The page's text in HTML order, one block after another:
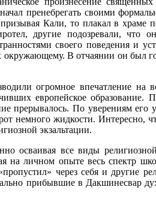
пренебрегать своими
Кали, то плакал в храме
другие подозревали,
своего поведения и
В отчаянии он был
огромное впечатление
европейское образование.
прерывалось. По уверениям его
немного жидкости. Интересно,
экзальтации.
осваивая все виды
на личном опыте весь спектр
через себя и другие
прибывшие в Дакшинесвар